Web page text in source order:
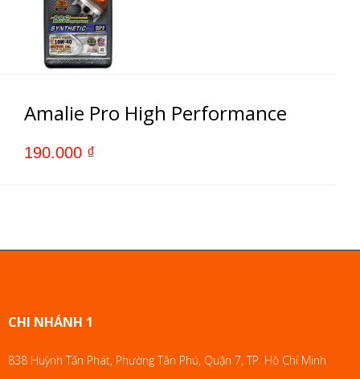
Amalie Pro High Performance
190.000 ₫
CHI NHÁNH 1
838 Huỳnh Tấn Phát, Phường Tân Phú, Quận 7, TP. Hồ Chí Minh